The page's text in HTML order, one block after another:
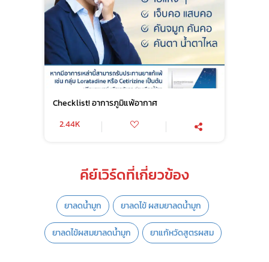
Checklist! อาการภูมิแพ้อากาศ
2.44K
คีย์เวิร์ดที่เกี่ยวข้อง
ยาลดน้ำมูก ยาลดไข้ ผสมยาลดน้ำมูก
ยาลดไข้ผสมยาลดน้ำมูก ยาแก้หวัดสูตรผสม